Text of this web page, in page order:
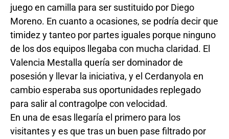
juego en camilla para ser sustituido por Diego
Moreno. En cuanto a ocasiones, se podría decir que
timidez y tanteo por partes iguales porque ninguno
de los dos equipos llegaba con mucha claridad. El
Valencia Mestalla quería ser dominador de
posesión y llevar la iniciativa, y el Cerdanyola en
cambio esperaba sus oportunidades replegado
para salir al contragolpe con velocidad.
En una de esas llegaría el primero para los
visitantes y es que tras un buen pase filtrado por